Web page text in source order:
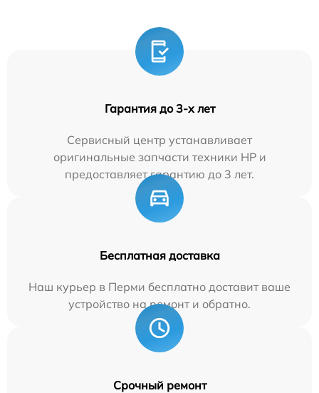
Гарантия до 3-х лет
Сервисный центр устанавливает
оригинальные запчасти техники HP и
предоставляет гарантию до 3 лет.
Бесплатная доставка
Наш курьер в Перми бесплатно доставит ваше
устройство на ремонт и обратно.
Срочный ремонт